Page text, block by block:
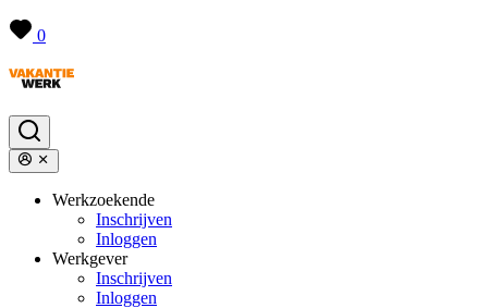
0
Werkzoekende
Inschrijven
Inloggen
Werkgever
Inschrijven
Inloggen